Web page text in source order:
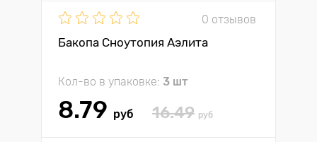
0 отзывов
Бакопа Сноутопия Аэлита
Кол-во в упаковке: 3 шт
8.79 руб 16.49 руб